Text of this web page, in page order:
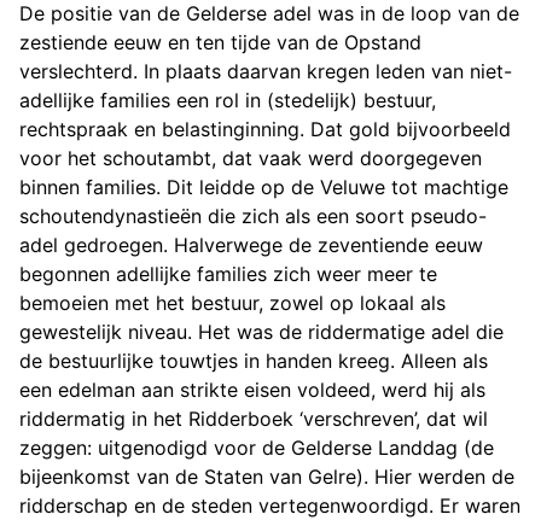
De positie van de Gelderse adel was in de loop van de
zestiende eeuw en ten tijde van de Opstand
verslechterd. In plaats daarvan kregen leden van niet-
adellijke families een rol in (stedelijk) bestuur,
rechtspraak en belastinginning. Dat gold bijvoorbeeld
voor het schoutambt, dat vaak werd doorgegeven
binnen families. Dit leidde op de Veluwe tot machtige
schoutendynastieën die zich als een soort pseudo-
adel gedroegen. Halverwege de zeventiende eeuw
begonnen adellijke families zich weer meer te
bemoeien met het bestuur, zowel op lokaal als
gewestelijk niveau. Het was de riddermatige adel die
de bestuurlijke touwtjes in handen kreeg. Alleen als
een edelman aan strikte eisen voldeed, werd hij als
riddermatig in het Ridderboek ‘verschreven’, dat wil
zeggen: uitgenodigd voor de Gelderse Landdag (de
bijeenkomst van de Staten van Gelre). Hier werden de
ridderschap en de steden vertegenwoordigd. Er waren